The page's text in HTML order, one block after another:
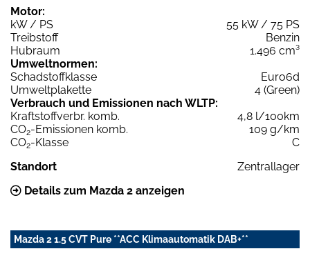
Motor:
kW / PS
55 kW / 75 PS
Treibstoff
Benzin
Hubraum
1.496 cm³
Umweltnormen:
Schadstoffklasse
Euro6d
Umweltplakette
4 (Green)
Verbrauch und Emissionen nach WLTP:
Kraftstoffverbr. komb.
4,8 l/100km
CO2-Emissionen komb.
109 g/km
CO2-Klasse
C
Standort
Zentrallager
Details zum Mazda 2 anzeigen
Mazda 2 1.5 CVT Pure **ACC Klimaautomatik DAB+**